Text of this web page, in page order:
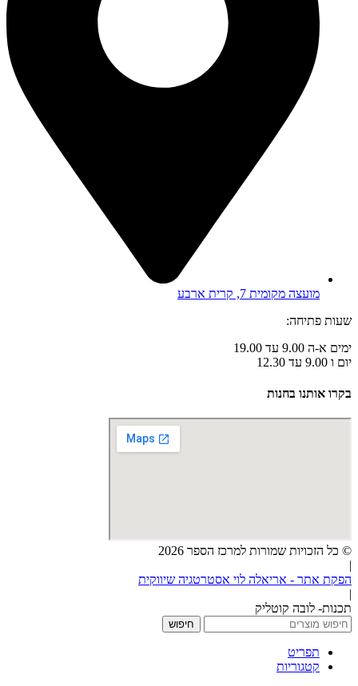
מועצה מקומית 7, קרית ארבע
שעות פתיחה:
ימים א-ה 9.00 עד 19.00
יום ו 9.00 עד 12.30
בקרו אותנו בחנות
© כל הזכויות שמורות למרכז הספר 2026
|
הפקת אתר - אריאלה לוי אסטרטגיה שיווקית
|
תכנות- לובה קוטליק
חיפוש
תפריט
קטגוריות